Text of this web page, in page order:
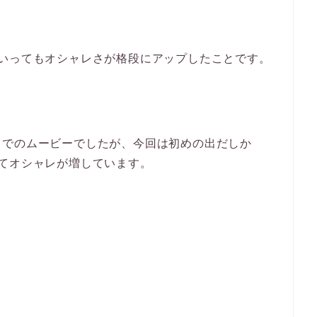
てもオシャレさが格段にアップしたことです。
のムービーでしたが、今回は初めの出だしか
オシャレが増しています。